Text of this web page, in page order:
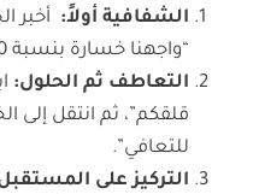
الشفافية أولاً: أخبر
“واجهنا خسارة بنسبة 20%، وهذه أسبابها”.
التعاطف ثم الحلول:
قلقكم”، ثم انتقل إلى
للتعافي”.
التركيز على